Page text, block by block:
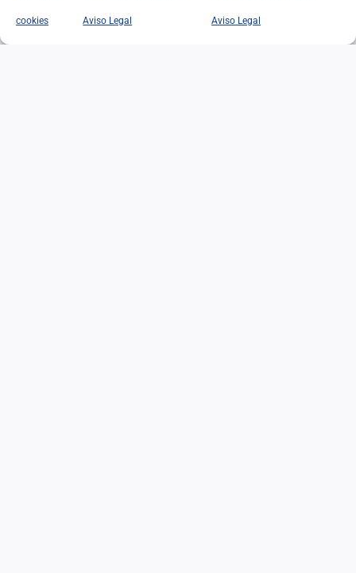
cookies Aviso Legal Aviso Legal
IR A SU WEB